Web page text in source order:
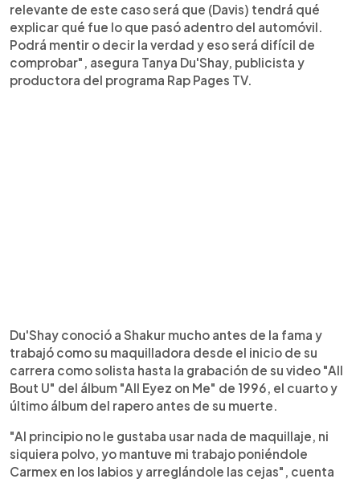
relevante de este caso será que (Davis) tendrá qué
explicar qué fue lo que pasó adentro del automóvil.
Podrá mentir o decir la verdad y eso será difícil de
comprobar", asegura Tanya Du'Shay, publicista y
productora del programa Rap Pages TV.
Du'Shay conoció a Shakur mucho antes de la fama y
trabajó como su maquilladora desde el inicio de su
carrera como solista hasta la grabación de su video "All
Bout U" del álbum "All Eyez on Me" de 1996, el cuarto y
último álbum del rapero antes de su muerte.
"Al principio no le gustaba usar nada de maquillaje, ni
siquiera polvo, yo mantuve mi trabajo poniéndole
Carmex en los labios y arreglándole las cejas", cuenta